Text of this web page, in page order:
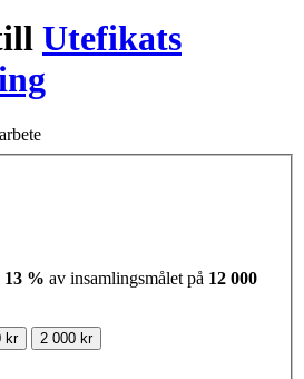
Utefikats
13 % av insamlingsmålet på 12 000
kr 2 000 kr